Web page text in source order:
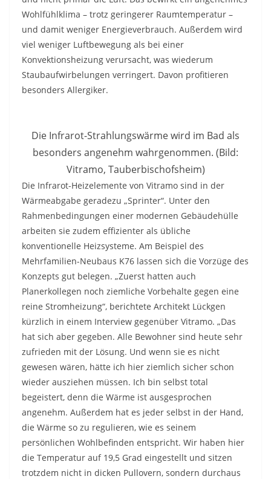
Wohlfühlklima – trotz geringerer Raumtemperatur –
und damit weniger Energieverbrauch. Außerdem wird
viel weniger Luftbewegung als bei einer
Konvektionsheizung verursacht, was wiederum
Staubaufwirbelungen verringert. Davon profitieren
besonders Allergiker.
Die Infrarot-Strahlungswärme wird im Bad als
besonders angenehm wahrgenommen. (Bild:
Vitramo, Tauberbischofsheim)
Die Infrarot-Heizelemente von Vitramo sind in der
Wärmeabgabe geradezu „Sprinter“. Unter den
Rahmenbedingungen einer modernen Gebäudehülle
arbeiten sie zudem effizienter als übliche
konventionelle Heizsysteme. Am Beispiel des
Mehrfamilien-Neubaus K76 lassen sich die Vorzüge des
Konzepts gut belegen. „Zuerst hatten auch
Planerkollegen noch ziemliche Vorbehalte gegen eine
reine Stromheizung“, berichtete Architekt Lückgen
kürzlich in einem Interview gegenüber Vitramo. „Das
hat sich aber gegeben. Alle Bewohner sind heute sehr
zufrieden mit der Lösung. Und wenn sie es nicht
gewesen wären, hätte ich hier ziemlich sicher schon
wieder ausziehen müssen. Ich bin selbst total
begeistert, denn die Wärme ist ausgesprochen
angenehm. Außerdem hat es jeder selbst in der Hand,
die Wärme so zu regulieren, wie es seinem
persönlichen Wohlbefinden entspricht. Wir haben hier
die Temperatur auf 19,5 Grad eingestellt und sitzen
trotzdem nicht in dicken Pullovern, sondern durchaus